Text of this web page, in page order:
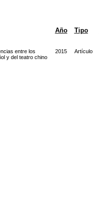
Año Tipo
entre los
y del teatro chino
2015 Artículo